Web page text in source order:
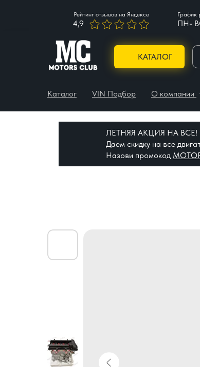
ПН-
Рейтинг отзывов на Яндексе График
4,9
КАТАЛОГ
Каталог VIN Подбор О компании
ЛЕТНЯЯ АКЦИЯ НА ВСЕ!
Даем скидку на все
Назови промокод